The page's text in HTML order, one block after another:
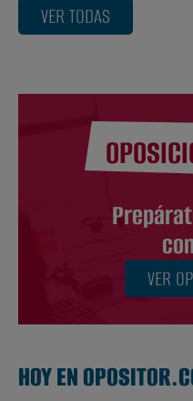
VER TODAS
VER
HOY EN